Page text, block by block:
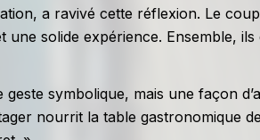
a ravivé cette réflexion. Le
une solide expérience. Ensemble,
symbolique, mais une façon
nourrit la table gastronomique